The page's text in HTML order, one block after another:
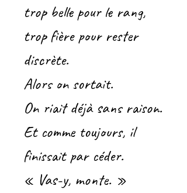
trop belle pour le rang,
trop fière pour rester
discrète.
Alors on sortait.
On riait déjà sans raison.
Et comme toujours, il
finissait par céder.
« Vas-y, monte. »